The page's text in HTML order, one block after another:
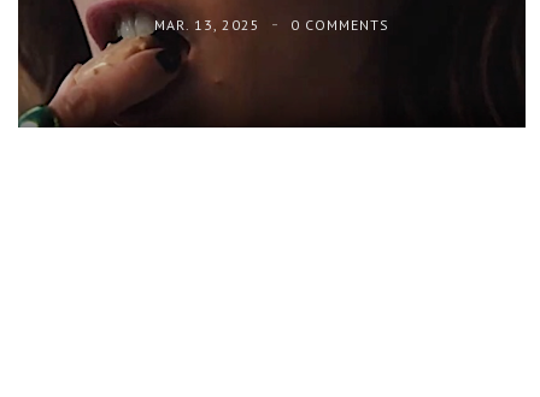
MAR. 13, 2025 0 COMMENTS